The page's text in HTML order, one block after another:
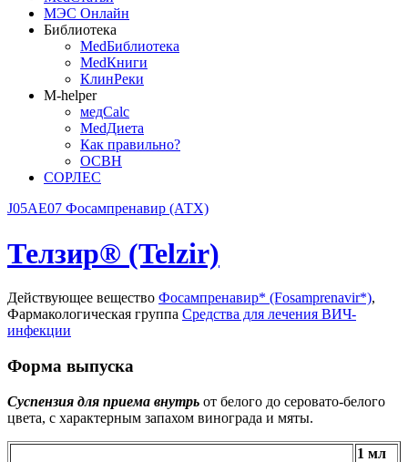
МЭС Онлайн
Библиотека
MedБиблиотека
MedКниги
КлинРеки
M-helper
медCalc
MedДиета
Как правильно?
ОСВН
СОРЛЕС
J05AE07 Фосампренавир (АТХ)
Телзир® (Telzir)
Действующее вещество Фосампренавир* (Fosamprenavir*),
Фармакологическая группа Средства для лечения ВИЧ-
инфекции
Форма выпуска
Суспензия для приема внутрь от белого до серовато-белого
цвета, с характерным запахом винограда и мяты.
1 мл